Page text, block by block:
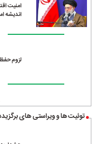
امنیت
اندیشه
لزوم
توئیت ها و ویراستی های